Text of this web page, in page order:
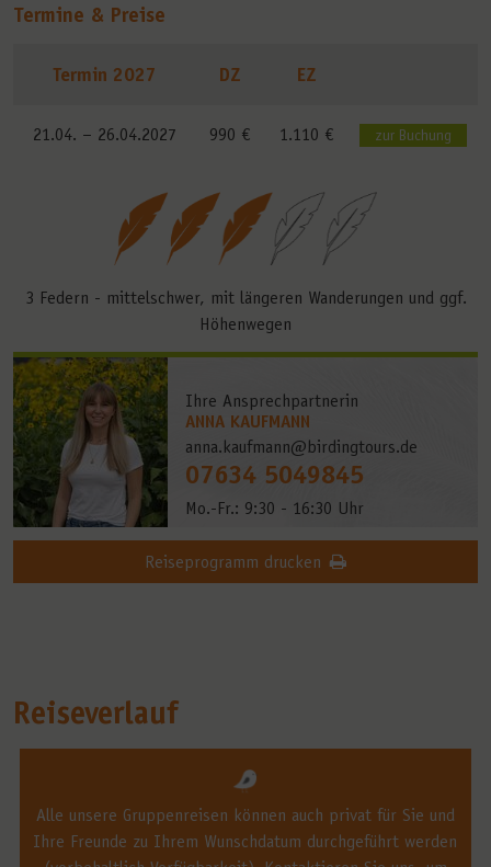
Termine & Preise
Termin 2027 DZ EZ
21.04. – 26.04.2027 990 € 1.110 € zur Buchung
3 Federn - mittelschwer, mit längeren Wanderungen und ggf.
Höhenwegen
Ihre Ansprechpartnerin
ANNA KAUFMANN
anna.kaufmann@birdingtours.de
07634 5049845
Mo.-Fr.: 9:30 - 16:30 Uhr
Reiseprogramm drucken
Reiseverlauf
Alle unsere Gruppenreisen können auch privat für Sie und
Ihre Freunde zu Ihrem Wunschdatum durchgeführt werden